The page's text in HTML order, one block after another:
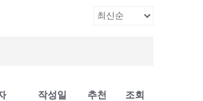
작성일 추천 조회